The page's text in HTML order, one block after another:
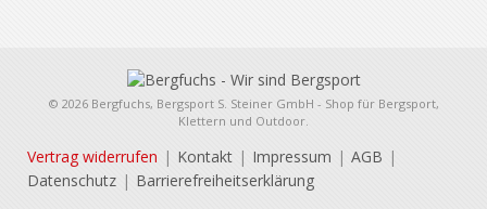
© 2026 Bergfuchs, Bergsport S. Steiner GmbH - Shop für Bergsport,
Klettern und Outdoor.
Vertrag widerrufen Kontakt Impressum
AGB
Datenschutz
Barrierefreiheitserklärung